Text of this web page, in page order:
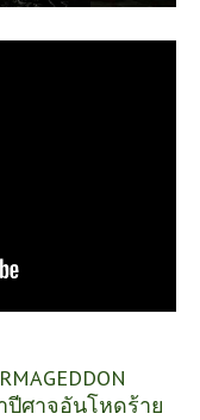
ปีศาจอันโหดร้าย